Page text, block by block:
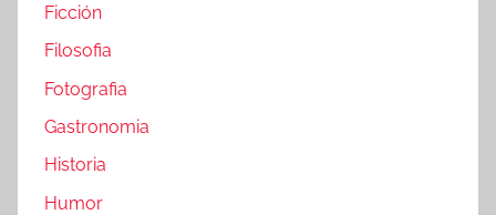
Ficción
Filosofia
Fotografia
Gastronomia
Historia
Humor